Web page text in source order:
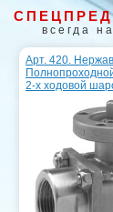
всегда
Арт. 420.
2-х ходовой